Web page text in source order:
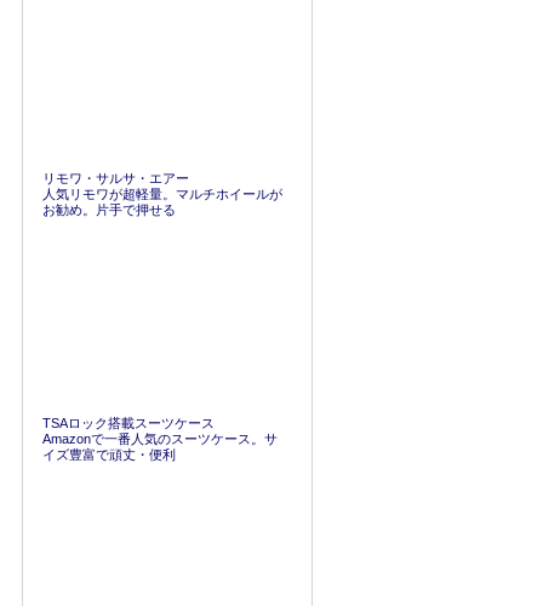
リモワ・サルサ・エアー
人気リモワが超軽量。マルチホイールが
お勧め。片手で押せる
TSAロック搭載スーツケース
Amazonで一番人気のスーツケース。サ
イズ豊富で頑丈・便利